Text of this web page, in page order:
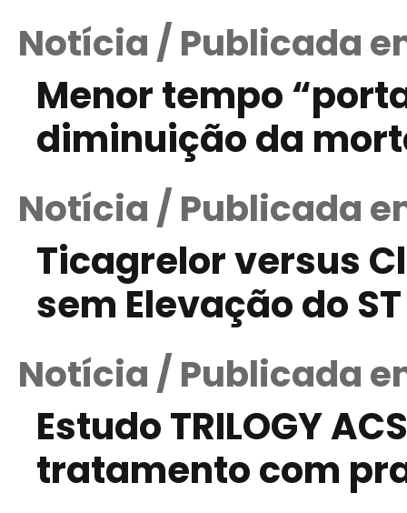
Notícia / Publicada
Menor tempo
diminuição da
Notícia / Publicada
Ticagrelor versus
sem Elevação do
Notícia / Publicada
Estudo TRILOGY
tratamento com